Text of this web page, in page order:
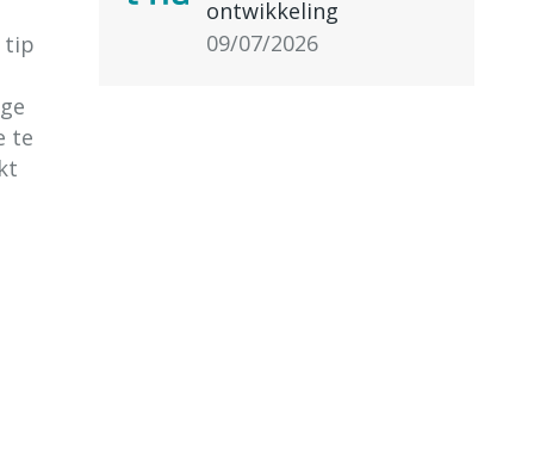
tip
te
ontwikkeling
09/07/2026